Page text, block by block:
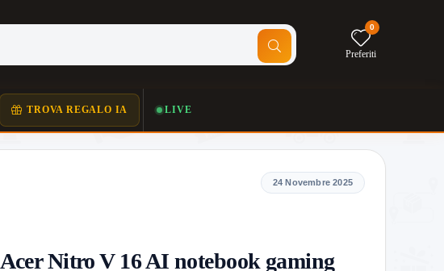
0
Preferiti
TROVA REGALO IA LIVE
Acer Nitro V 16 AI notebook gaming
24 Novembre 2025